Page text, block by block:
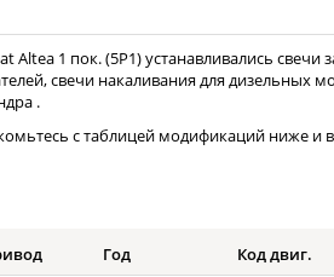
Altea 1 пок. (5P1) устанавливались
свечи накаливания для дизельных
.
с таблицей модификаций ниже и
Год Код двиг.